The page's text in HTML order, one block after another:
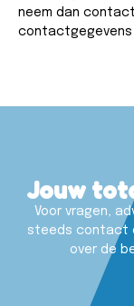
neem dan
contactgegevens
Jouw
Voor vragen,
steeds contact
over de